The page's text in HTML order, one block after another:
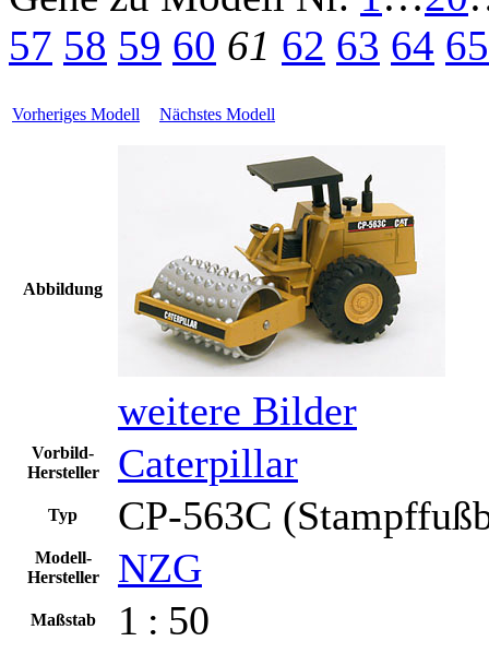
57 58 59 60 61 62 63 64 65
Vorheriges Modell Nächstes Modell
Abbildung
weitere Bilder
Vorbild-
Hersteller
Caterpillar
Typ CP-563C
Modell-
Hersteller
NZG
Maßstab 1 : 50